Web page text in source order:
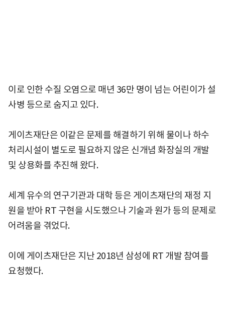
이로 인한 수질 오염으로 매년 36만 명이 넘는 어린이가 설
사병 등으로 숨지고 있다.
게이츠재단은 이같은 문제를 해결하기 위해 물이나 하수
처리시설이 별도로 필요하지 않은 신개념 화장실의 개발
및 상용화를 추진해 왔다.
세계 유수의 연구기관과 대학 등은 게이츠재단의 재정 지
원을 받아 RT 구현을 시도했으나 기술과 원가 등의 문제로
어려움을 겪었다.
이에 게이츠재단은 지난 2018년 삼성에 RT 개발 참여를
요청했다.